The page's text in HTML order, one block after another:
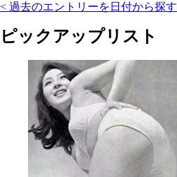
< 過去のエントリーを日付から探す
ピックアップリスト